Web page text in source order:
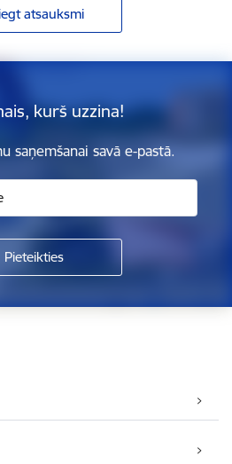
atsauksmi
kurš uzzina!
saņemšanai savā e-pastā.